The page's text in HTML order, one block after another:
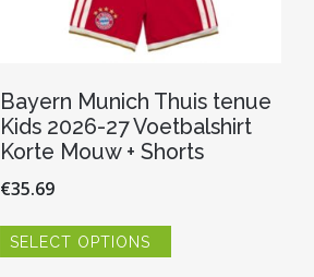
Bayern Munich Thuis tenue
Kids 2026-27 Voetbalshirt
Korte Mouw + Shorts
€35.69
SELECT OPTIONS